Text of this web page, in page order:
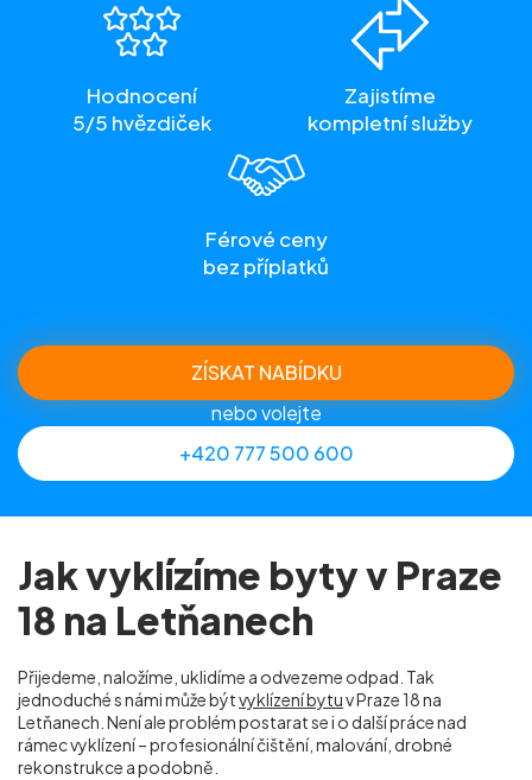
Hodnocení
5/5 hvězdiček
Zajistíme
kompletní služby
Férové ceny
bez příplatků
ZÍSKAT NABÍDKU
nebo volejte
+420 777 500 600
Jak vyklízíme byty v Praze
18 na Letňanech
Přijedeme, naložíme, uklidíme a odvezeme odpad. Tak
jednoduché s námi může býtvyklízení bytuv Praze 18 na
Letňanech. Není ale problém postarat se i o další práce nad
rámec vyklízení – profesionální čištění, malování, drobné
rekonstrukce a podobně.